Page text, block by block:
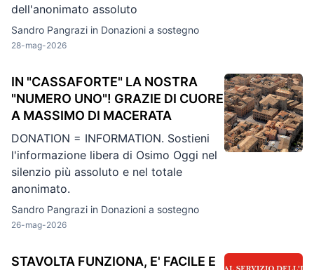
dell'anonimato assoluto
Sandro Pangrazi in Donazioni a sostegno
28-mag-2026
IN "CASSAFORTE" LA NOSTRA
"NUMERO UNO"! GRAZIE DI CUORE
A MASSIMO DI MACERATA
DONATION = INFORMATION. Sostieni
l'informazione libera di Osimo Oggi nel
silenzio più assoluto e nel totale
anonimato.
Sandro Pangrazi in Donazioni a sostegno
26-mag-2026
STAVOLTA FUNZIONA, E' FACILE E